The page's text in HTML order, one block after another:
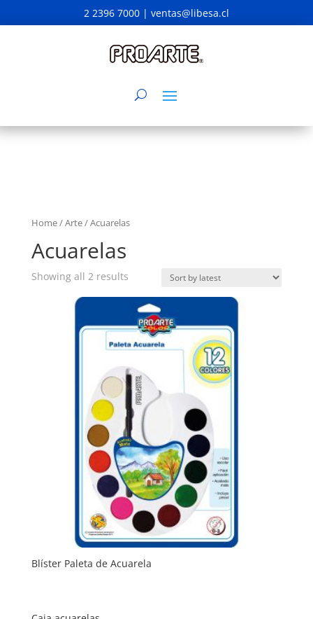
2 2396 7000 | ventas@libesa.cl
Home/Arte/ Acuarelas
Acuarelas
Showing all 2 results
Blíster Paleta de Acuarela